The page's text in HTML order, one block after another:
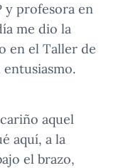
y profesora en
me dio la
en el Taller de
aquel
aquí, a la
el brazo,